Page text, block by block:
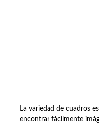
La variedad de cuadros
encontrar fácilmente